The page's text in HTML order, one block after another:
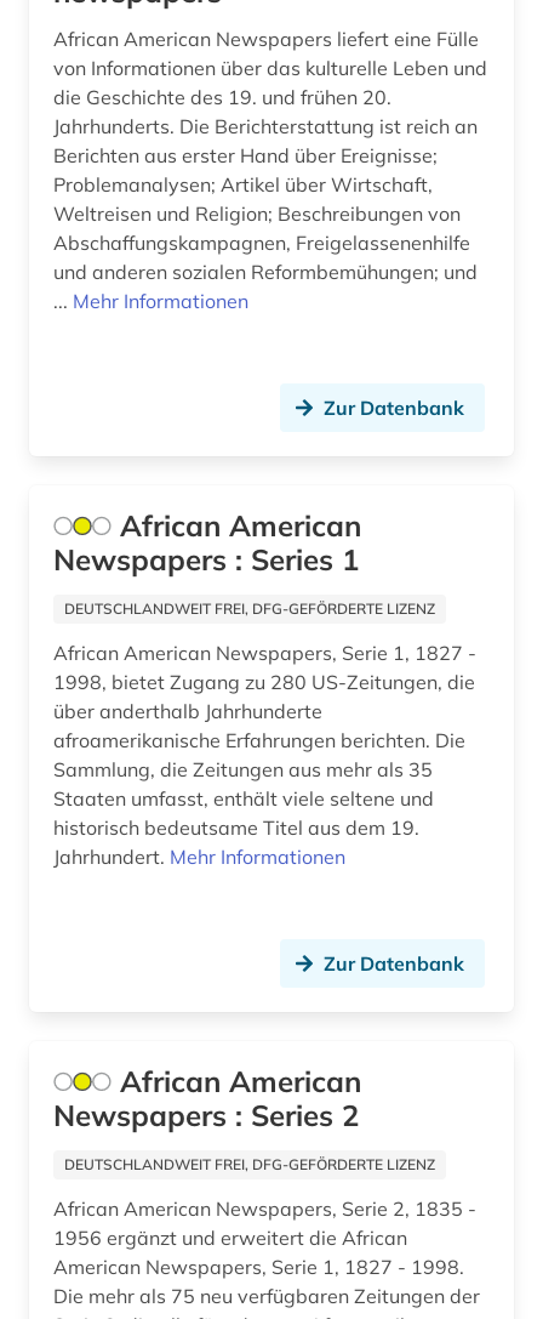
epik (1)
eponym (1)
ethnologie (1)
etudes africaines (2)
etymologie (5)
europa (3)
fashion (1)
feminismus (5)
fernsehen (2)
fest (1)
festschrift (1)
fid anglo-american culture (1)
fid asien (1)
fid benelux (1)
fid geschichtswissenschaft (1)
fid-lizenz (1)
finnisch (1)
flugschrift (1)
folios (1)
forschungsportal (2)
forstwissenschaft (1)
African American Newspapers liefert eine Fülle
von Informationen über das kulturelle Leben und
die Geschichte des 19. und frühen 20.
Jahrhunderts. Die Berichterstattung ist reich an
Berichten aus erster Hand über Ereignisse;
Problemanalysen; Artikel über Wirtschaft,
Weltreisen und Religion; Beschreibungen von
Abschaffungskampagnen, Freigelassenenhilfe
und anderen sozialen Reformbemühungen; und
... Mehr Informationen
Zur Datenbank
African American
Newspapers : Series 1
DEUTSCHLANDWEIT FREI, DFG-GEFÖRDERTE LIZENZ
African American Newspapers, Serie 1, 1827 -
1998, bietet Zugang zu 280 US-Zeitungen, die
über anderthalb Jahrhunderte
afroamerikanische Erfahrungen berichten. Die
Sammlung, die Zeitungen aus mehr als 35
Staaten umfasst, enthält viele seltene und
historisch bedeutsame Titel aus dem 19.
Jahrhundert. Mehr Informationen
Zur Datenbank
African American
Newspapers : Series 2
DEUTSCHLANDWEIT FREI, DFG-GEFÖRDERTE LIZENZ
African American Newspapers, Serie 2, 1835 -
1956 ergänzt und erweitert die African
American Newspapers, Serie 1, 1827 - 1998.
Die mehr als 75 neu verfügbaren Zeitungen der